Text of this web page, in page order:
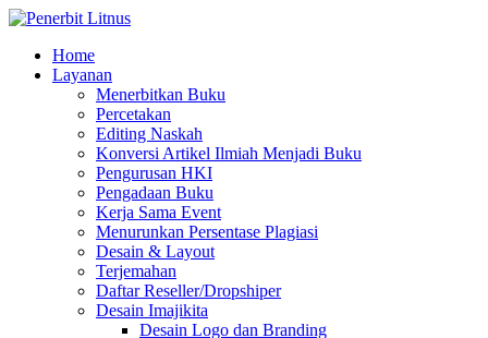
Home
Layanan
Menerbitkan Buku
Percetakan
Editing Naskah
Konversi Artikel Ilmiah Menjadi Buku
Pengurusan HKI
Pengadaan Buku
Kerja Sama Event
Menurunkan Persentase Plagiasi
Desain & Layout
Terjemahan
Daftar Reseller/Dropshiper
Desain Imajikita
Desain Logo dan Branding